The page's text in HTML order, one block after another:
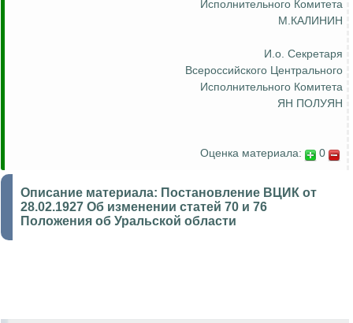
Исполнительного Комитета
М.КАЛИНИН
И.о. Секретаря
Всероссийского Центрального
Исполнительного Комитета
ЯН ПОЛУЯН
Оценка материала: 0
Описание материала: Постановление ВЦИК от
28.02.1927 Об изменении статей 70 и 76
Положения об Уральской области